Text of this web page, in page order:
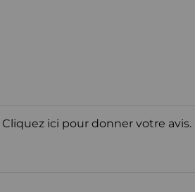
Cliquez ici pour donner votre avis.